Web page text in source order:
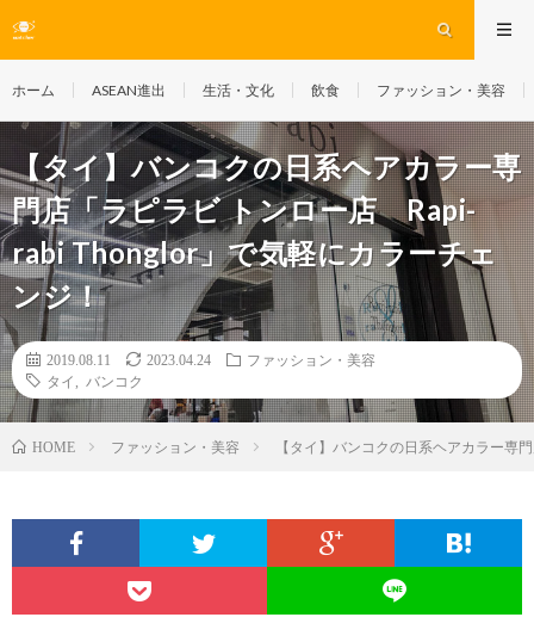
ホーム ASEAN進出 生活・文化 飲食 ファッション・美容
【タイ】バンコクの日系ヘアカラー専
門店「ラピラビ トンロー店 Rapi-
rabi Thonglor」で気軽にカラーチェ
ンジ！
2019.08.11 2023.04.24
ファッション・美容
タイ
バンコク
HOME ファッション・美容 【タイ】バンコクの日系ヘアカラー